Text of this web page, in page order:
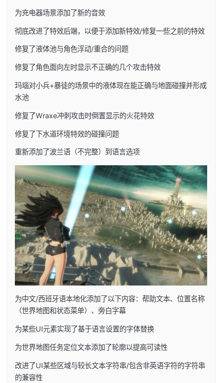
为充电器场景添加了新的音效
彻底改进了特效后端，以便于添加新特效/修复一些之前的特效
修复了液体池与角色浮动/重合的问题
修复了角色面向左时显示不正确的几个攻击特效
玛瑙对小兵+暴徒的场景中的液体现在能正确与地面碰撞并形成
水池
修复了Wraxe冲刺攻击时倒置显示的火花特效
修复了下水道环境特效的碰撞问题
重新添加了波兰语（不完整）到语言选项
为中文/西班牙语本地化添加了以下内容：帮助文本、位置名称
（世界地图和状态菜单）、旁白字幕
为某些UI元素实现了基于语言设置的字体替换
为世界地图任务定位文本添加了轮廓以提高可读性
改进了UI某些区域与较长文本字符串/包含非英语字符的字符串
的兼容性